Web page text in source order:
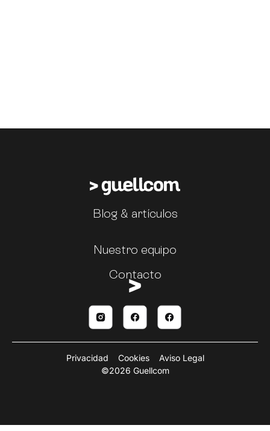
Blog & artículos
Nuestro equipo
Contacto
©2026 Guellcom
Privacidad Cookies Aviso Legal